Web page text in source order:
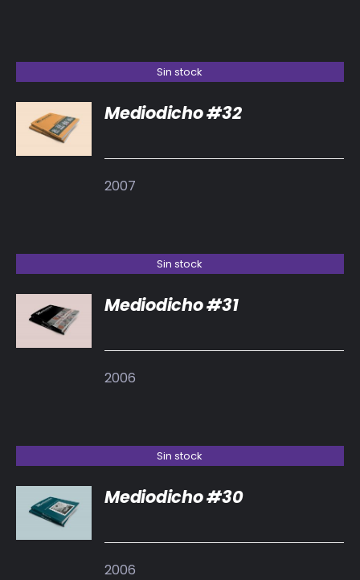
Sin stock
DETALLES
Mediodicho #32
2007
Sin stock
DETALLES
Mediodicho #31
2006
Sin stock
DETALLES
Mediodicho #30
2006